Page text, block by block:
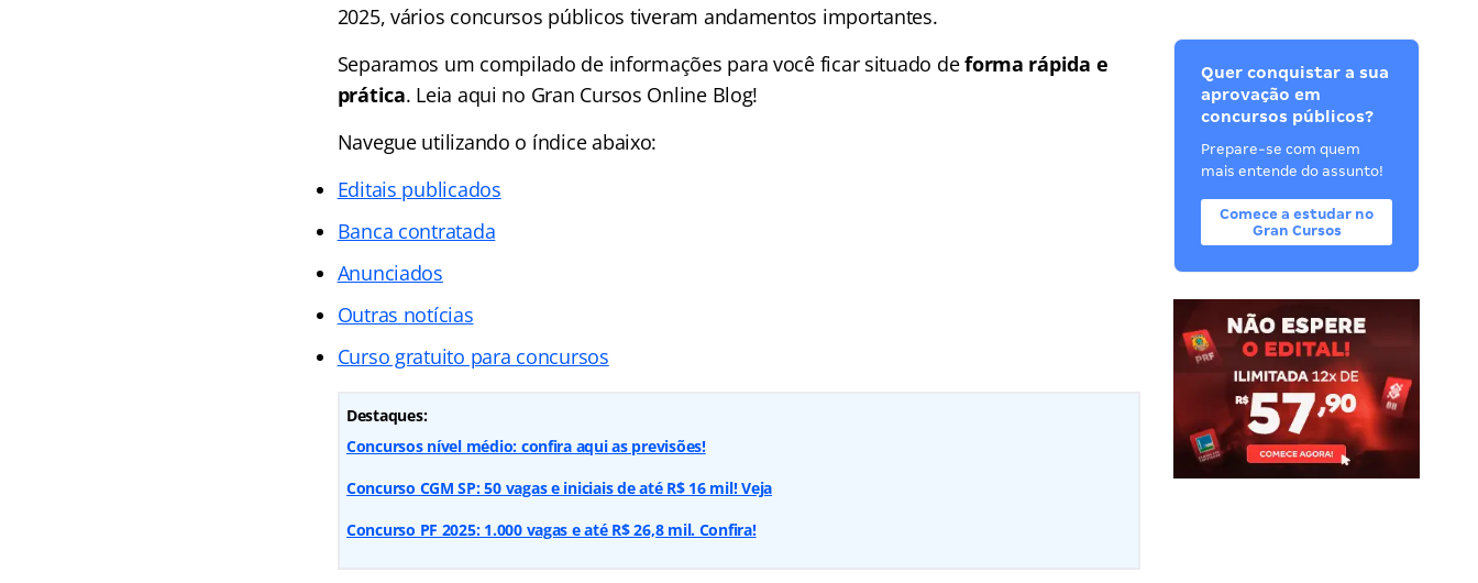
2025, vários concursos públicos tiveram andamentos importantes.
Separamos um compilado de informações para você ficar situado deforma rápida e
prática. Leia aqui no Gran Cursos Online Blog!
Navegue utilizando o índiceabaixo:
Editais publicados
Banca contratada
Anunciados
Outras notícias
Curso gratuito para concursos
Destaques:
Concursos nível médio: confira aqui as previsões!
Concurso CGM SP: 50 vagas e iniciais de até R$ 16 mil! Veja
Concurso PF 2025: 1.000 vagas e até R$ 26,8 mil. Confira!
Quer conquistar a sua
aprovação em
concursos públicos?
Prepare-se com quem
mais entende do assunto!
Comece a estudar no
Gran Cursos